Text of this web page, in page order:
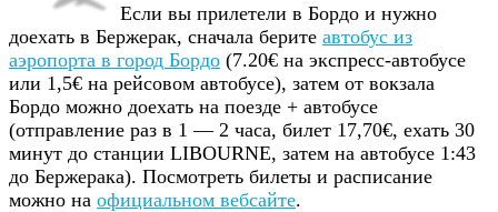
Если вы прилетели в Бордо и нужно
доехать в Бержерак, сначала берите автобус из
аэропорта в город Бордо (7.20€ на экспресс-автобусе
или 1,5€ на рейсовом автобусе), затем от вокзала
Бордо можно доехать на поезде + автобусе
(отправление раз в 1 — 2 часа, билет 17,70€, ехать 30
минут до станции LIBOURNE, затем на автобусе 1:43
до Бержерака). Посмотреть билеты и расписание
можно на официальном вебсайте.